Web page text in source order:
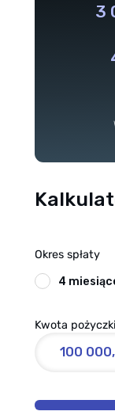
3
Okres spłaty
4
Kwota pożyczki